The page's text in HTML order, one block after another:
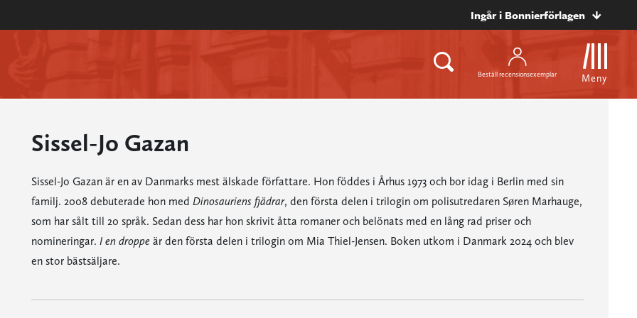
Ingår i Bonnierförlagen
Beställ recensionsexemplar Meny
Sissel-Jo Gazan
Sissel-Jo Gazan är en av Danmarks mest älskade författare. Hon föddes i Århus 1973 och bor idag i Berlin med sin
familj. 2008 debuterade hon med Dinosauriens fjädrar, den första delen i trilogin om polisutredaren Søren Marhauge,
som har sålt till 20 språk. Sedan dess har hon skrivit åtta romaner och belönats med en lång rad priser och
nomineringar. I en droppeär den första delen i trilogin om Mia Thiel-Jensen. Boken utkom i Danmark 2024 och blev
en stor bästsäljare.